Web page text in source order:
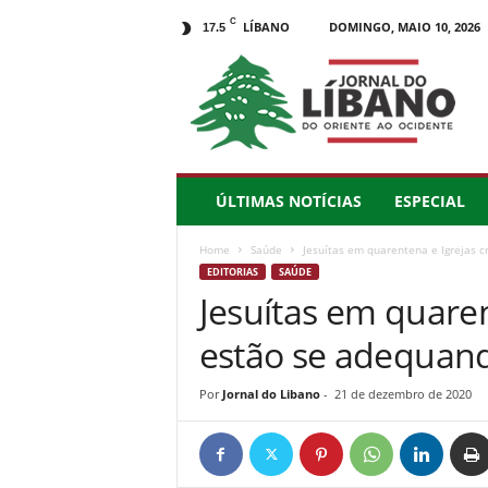
17.5 C LÍBANO DOMINGO, MAIO 10, 2026
o
ÚLTIMAS NOTÍCIAS ESPECIAL
Home Saúde Jesuítas em quarentena e Igrejas
EDITORIAS SAÚDE
Jesuítas em
estão se
Por Jornal do Libano- 21 de dezembro de 2020